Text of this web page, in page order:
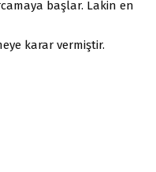
başlar. Lakin en
karar vermiştir.